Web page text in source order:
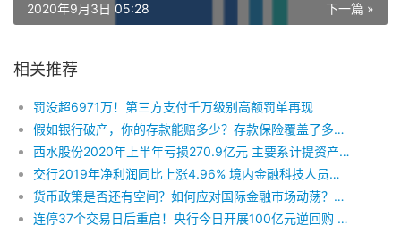
下一篇 »
2020年9月3日 05:28
相关推荐
罚没超6971万！第三方支付千万级别高额罚单再现
假如银行破产，你的存款能赔多少？存款保险覆盖了多少金融机构？存款保险标识长啥样？央行权威答复来了！
西水股份2020年上半年亏损270.9亿元 主要系计提资产减值577亿
交行2019年净利润同比上涨4.96% 境内金融科技人员增约6成
货币政策是否还有空间？如何应对国际金融市场动荡？央行在发布会上这么说……
连停37个交易日后重启！央行今日开展100亿元逆回购 利率不变